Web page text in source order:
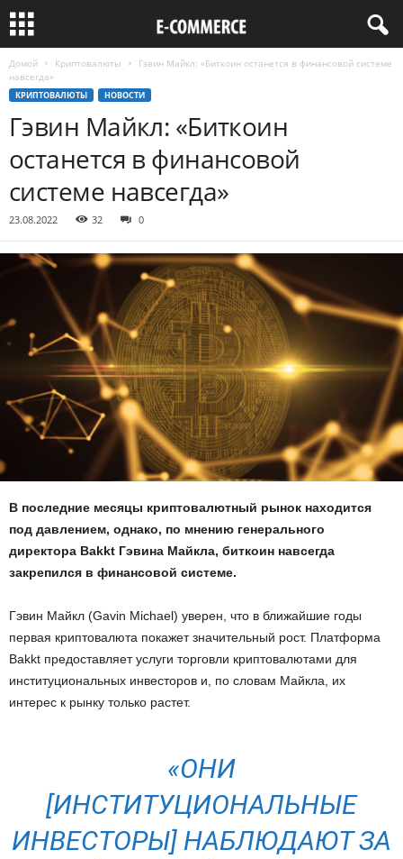
Домой Криптовалюты
Гэвин Майкл: «Биткоин останется в финансовой системе
навсегда»
КРИПТОВАЛЮТЫ НОВОСТИ
Гэвин Майкл: «Биткоин
останется в финансовой
системе навсегда»
23.08.2022 32 0
В последние месяцы криптовалютный рынок находится
под давлением, однако, по мнению генерального
директора Bakkt Гэвина Майкла, биткоин навсегда
закрепился в финансовой системе.
Гэвин Майкл (Gavin Michael) уверен, что в ближайшие годы
первая криптовалюта покажет значительный рост. Платформа
Bakkt предоставляет услуги торговли криптовалютами для
институциональных инвесторов и, по словам Майкла, их
интерес к рынку только растет.
«ОНИ
[ИНСТИТУЦИОНАЛЬНЫЕ
ИНВЕСТОРЫ] НАБЛЮДАЮТ ЗА